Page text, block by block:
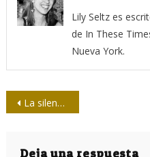
Lily Seltz es
de In These
Nueva York.
Navegación
La silenciosa reescritura de la educación Palestina
Deja una respuesta